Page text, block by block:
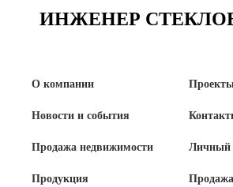
ИНЖЕНЕР
О компании
Новости и события
Продажа недвижимости
Продукция
Личный